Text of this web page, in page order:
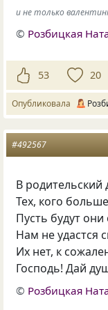
и не только
© Розбицкая
53 20
Опубликовала
#492567
В
Тех, кого
Пусть будут
Нам не удастся
Их нет, к
Господь! Дай
© Розбицкая